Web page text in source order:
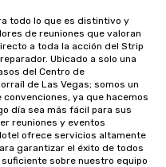
todo lo que es distintivo y
de reuniones que valoran
a toda la acción del Strip
Ubicado a solo una
del Centro de
de Las Vegas; somos un
ya que hacemos
día sea más fácil para sus
reuniones y eventos
ofrece servicios altamente
garantizar el éxito de todos
sobre nuestro equipo